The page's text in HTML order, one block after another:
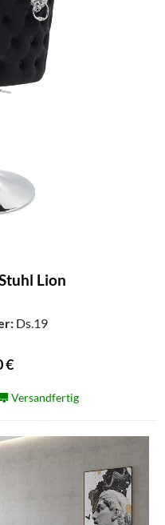
Lion
Ds.19
€
Versandfertig